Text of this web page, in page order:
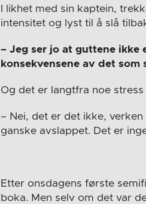
I likhet med sin kaptein,
intensitet og lyst til å slå
– Jeg ser jo at guttene ikke
konsekvensene av det
Og det er langtfra noe
– Nei, det er det ikke,
ganske avslappet. Det er
Etter onsdagens første
boka. Men selv om det var